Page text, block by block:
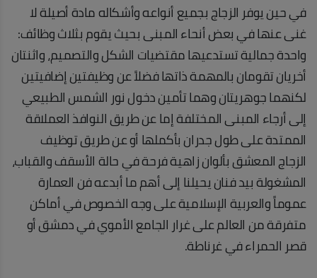
في حين يوفر الزجاج بجميع أنواعه وأشكاله مادة أصيلة لا
غنى عنها في بعض أنحاء المبنى بحيث يقوم بثلاث وظائف:
واحدة جمالية تستدعيها مقتضيات الشكل والتصميم، واثنتان
أخريان تقومان بالمهمة ذاتها فضلاً عن وظيفتين إضافيتين
لكنهما جوهريتان وهما تأمين دخول نور الشمس الطبيعي
إلى أرجاء المبنى المختلفة إما عن طريق النوافذ العملاقة
الممتدة على طول جدران بأكملها أو عن طريق توظيف
الزجاج المعشق بألوان زاهية فرحة في حالة الأسقف والقباب،
المشغولة بيد فنان يحيلنا إلى أهم ما أبدعه فن العمارة
عموماً والعربية الإسلامية على وجه الخصوص في أماكن
متفرقة من العالم على غرار الجامع الأموي في دمشق أو
قصر الحمراء في غرناطة.